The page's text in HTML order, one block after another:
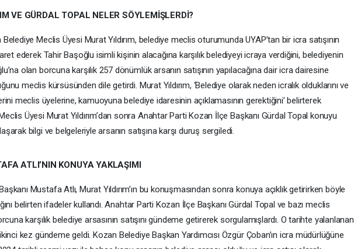
VE GÜRDAL TOPAL NELER SÖYLEMİŞLERDİ?
Meclis Üyesi Murat Yıldırım, belediye meclis oturumunda UYAP’tan bir icra satışının
ederek Tahir Başoğlu isimli kişinin alacağına karşılık belediyeyi icraya verdiğini, belediyenin
olan borcuna karşılık 257 dönümlük arsanın satışının yapılacağına dair icra dairesine
meclis kürsüsünden dile getirdi. Murat Yıldırım, ‘Belediye olarak neden icralık olduklarını ve
meclis üyelerine, kamuoyuna belediye idaresinin açıklamasının gerektiğini’ belirterek
Üyesi Murat Yıldırım’dan sonra Anahtar Parti Kozan İlçe Başkanı Gürdal Topal konuyu
bilgi ve belgeleriyle arsanın satışına karşı duruş sergiledi.
ATLI’NIN KONUYA YAKLAŞIMI
Mustafa Atlı, Murat Yıldırım’ın bu konuşmasından sonra konuya açıklık getirirken böyle
belirten ifadeler kullandı. Anahtar Parti Kozan İlçe Başkanı Gürdal Topal ve bazı meclis
karşılık belediye arsasının satışını gündeme getirerek sorgulamışlardı. O tarihte yalanlanan
kez gündeme geldi. Kozan Belediye Başkan Yardımcısı Özgür Çoban’ın icra müdürlüğüne